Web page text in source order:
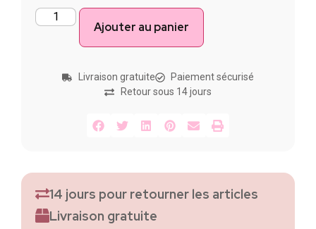
Ajouter au panier
Livraison gratuite
Paiement sécurisé
Retour sous 14 jours
14 jours pour retourner les articles
Livraison gratuite